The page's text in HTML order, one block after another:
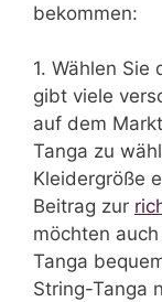
bekommen:
1. Wählen Sie
gibt viele
auf dem
Tanga zu
Kleidergröße
Beitrag zur
möchten
Tanga
String-Tanga